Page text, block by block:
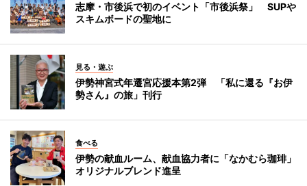
志摩・市後浜で初のイベント「市後浜祭」 SUPや
スキムボードの聖地に
見る・遊ぶ
伊勢神宮式年遷宮応援本第2弾 「私に還る『お伊
勢さん』の旅」刊行
食べる
伊勢の献血ルーム、献血協力者に「なかむら珈琲」
オリジナルブレンド進呈